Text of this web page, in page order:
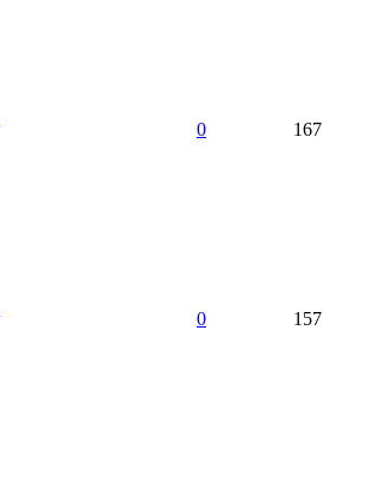
0 167
0 157